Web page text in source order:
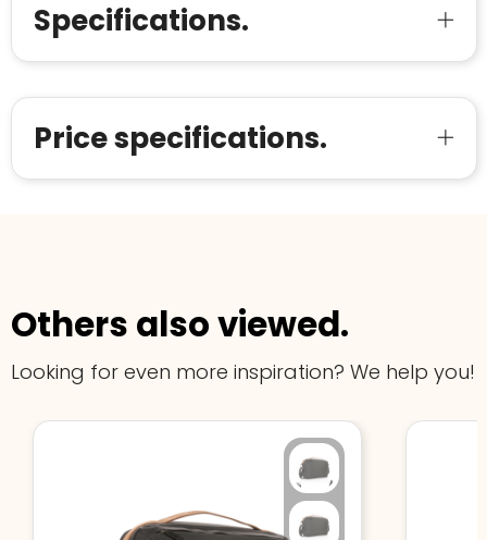
Specifications.
Price specifications.
Others also viewed.
Looking for even more inspiration? We help you!